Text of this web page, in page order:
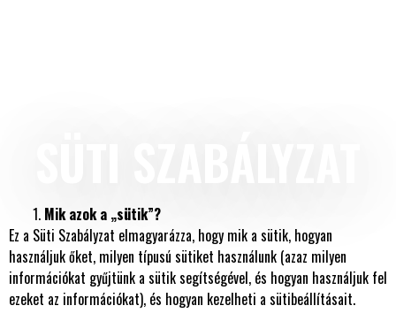
Mik azok a „sütik”?
Ez a Süti Szabályzat elmagyarázza, hogy mik a sütik, hogyan
használjuk őket, milyen típusú sütiket használunk (azaz milyen
információkat gyűjtünk a sütik segítségével, és hogyan használjuk fel
ezeket az információkat), és hogyan kezelheti a sütibeállításait.